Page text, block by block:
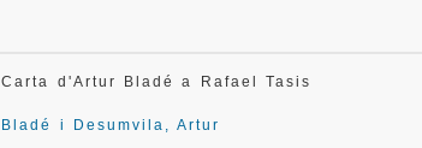
Carta d'Artur Bladé a Rafael Tasis
Bladé i Desumvila, Artur